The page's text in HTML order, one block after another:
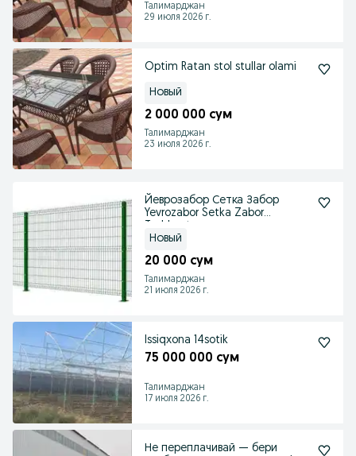
Талимарджан
29 июля 2026 г.
Optim Ratan stol stullar olami
Новый
2 000 000 сум
Талимарджан
23 июля 2026 г.
Йеврозабор Сетка Забор
Yevrozabor Setka Zabor
Новый
20 000 сум
Талимарджан
21 июля 2026 г.
Issiqxona 14sotik
75 000 000 сум
Талимарджан
17 июля 2026 г.
Не переплачивай — бери